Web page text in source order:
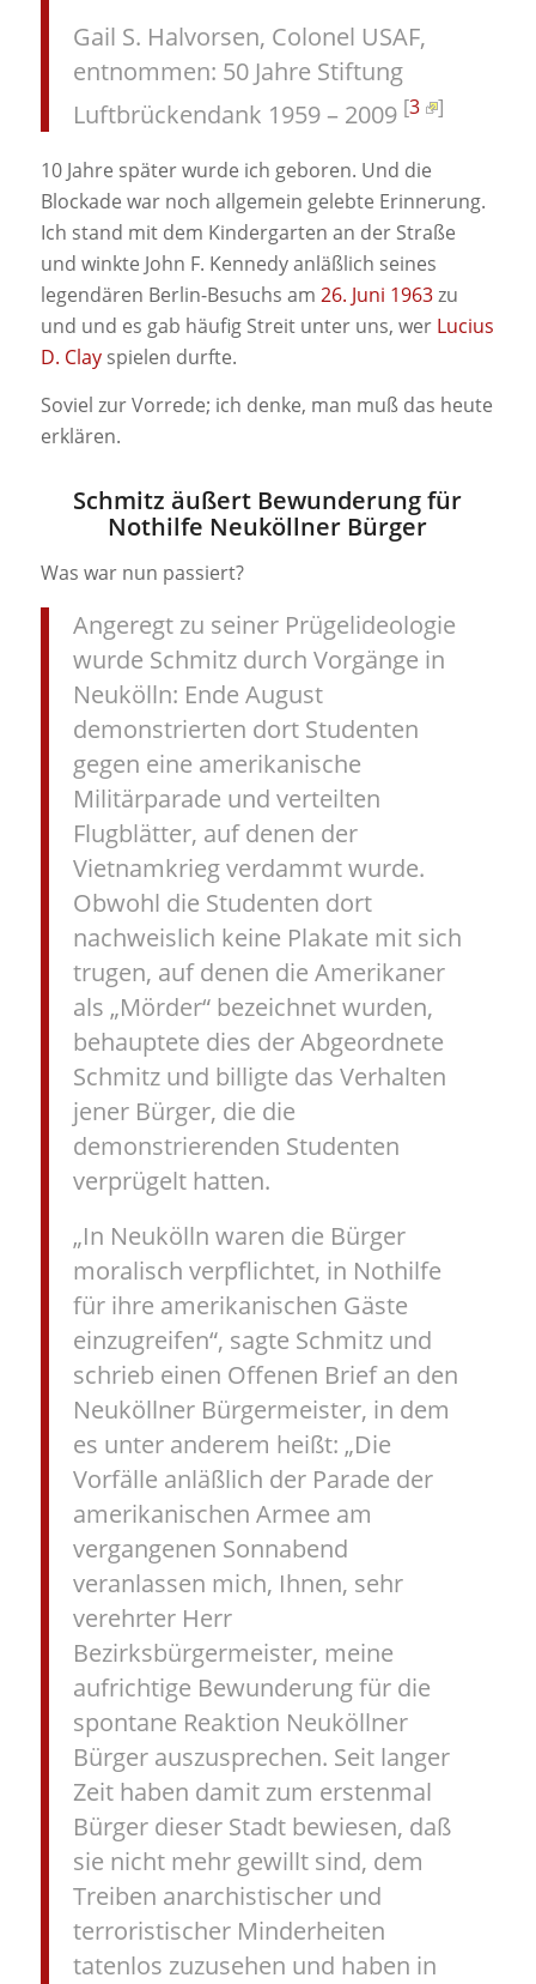
Gail S. Halvorsen, Colonel USAF,
entnommen: 50 Jahre Stiftung
Luftbrückendank 1959 – 2009 [3 ]
10 Jahre später wurde ich geboren. Und die
Blockade war noch allgemein gelebte Erinnerung.
Ich stand mit dem Kindergarten an der Straße
und winkte John F. Kennedy anläßlich seines
legendären Berlin-Besuchs am 26. Juni 1963zu
und und es gab häufig Streit unter uns, wer Lucius
D. Clayspielen durfte.
Soviel zur Vorrede; ich denke, man muß das heute
erklären.
Schmitz äußert Bewunderung für
Nothilfe Neuköllner Bürger
Was war nun passiert?
Angeregt zu seiner Prügelideologie
wurde Schmitz durch Vorgänge in
Neukölln: Ende August
demonstrierten dort Studenten
gegen eine amerikanische
Militärparade und verteilten
Flugblätter, auf denen der
Vietnamkrieg verdammt wurde.
Obwohl die Studenten dort
nachweislich keine Plakate mit sich
trugen, auf denen die Amerikaner
als „Mörder“ bezeichnet wurden,
behauptete dies der Abgeordnete
Schmitz und billigte das Verhalten
jener Bürger, die die
demonstrierenden Studenten
verprügelt hatten.
„In Neukölln waren die Bürger
moralisch verpflichtet, in Nothilfe
für ihre amerikanischen Gäste
einzugreifen“, sagte Schmitz und
schrieb einen Offenen Brief an den
Neuköllner Bürgermeister, in dem
es unter anderem heißt: „Die
Vorfälle anläßlich der Parade der
amerikanischen Armee am
vergangenen Sonnabend
veranlassen mich, Ihnen, sehr
verehrter Herr
Bezirksbürgermeister, meine
aufrichtige Bewunderung für die
spontane Reaktion Neuköllner
Bürger auszusprechen. Seit langer
Zeit haben damit zum erstenmal
Bürger dieser Stadt bewiesen, daß
sie nicht mehr gewillt sind, dem
Treiben anarchistischer und
terroristischer Minderheiten
tatenlos zuzusehen und haben in